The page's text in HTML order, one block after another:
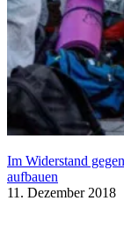
Im Widerstand
aufbauen
11. Dezember 2018